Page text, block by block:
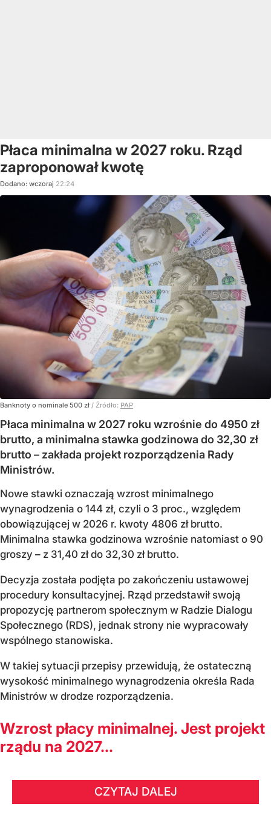
Płaca minimalna w 2027 roku. Rząd
zaproponował kwotę
Dodano: wczoraj 22:24
Banknoty o nominale 500 zł / Źródło: PAP
Płaca minimalna w 2027 roku wzrośnie do 4950 zł
brutto, a minimalna stawka godzinowa do 32,30 zł
brutto – zakłada projekt rozporządzenia Rady
Ministrów.
Nowe stawki oznaczają wzrost minimalnego
wynagrodzenia o 144 zł, czyli o 3 proc., względem
obowiązującej w 2026 r. kwoty 4806 zł brutto.
Minimalna stawka godzinowa wzrośnie natomiast o 90
groszy – z 31,40 zł do 32,30 zł brutto.
Decyzja została podjęta po zakończeniu ustawowej
procedury konsultacyjnej. Rząd przedstawił swoją
propozycję partnerom społecznym w Radzie Dialogu
Społecznego (RDS), jednak strony nie wypracowały
wspólnego stanowiska.
W takiej sytuacji przepisy przewidują, że ostateczną
wysokość minimalnego wynagrodzenia określa Rada
Ministrów w drodze rozporządzenia.
Wzrost płacy minimalnej. Jest projekt
rządu na 2027...
CZYTAJ DALEJ